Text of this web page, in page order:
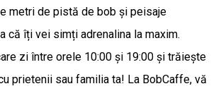
metri de pistă de bob și peisaje
că îți vei simți adrenalina la maxim.
zi între orele 10:00 și 19:00 și trăiește
prietenii sau familia ta! La BobCaffe, vă